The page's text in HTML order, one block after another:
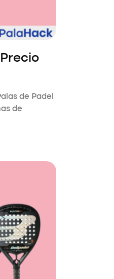
de Padel
de